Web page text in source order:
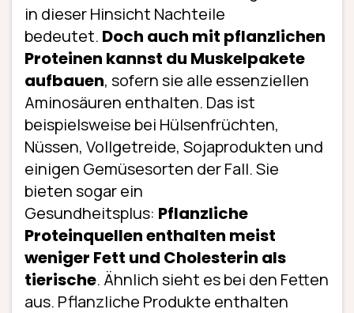
in dieser Hinsicht Nachteile
bedeutet. Doch auch mit pflanzlichen
Proteinen kannst du Muskelpakete
aufbauen, sofern sie alle essenziellen
Aminosäuren enthalten. Das ist
beispielsweise bei Hülsenfrüchten,
Nüssen, Vollgetreide, Sojaprodukten und
einigen Gemüsesorten der Fall. Sie
bieten sogar ein
Gesundheitsplus: Pflanzliche
Proteinquellen enthalten meist
weniger Fett und Cholesterin als
tierische. Ähnlich sieht es bei den Fetten
aus. Pflanzliche Produkte enthalten